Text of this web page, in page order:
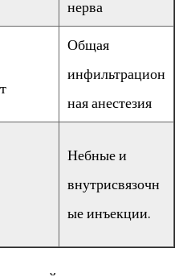
нерва
Общая
инфильтрацион
ная анестезия
Небные и
внутрисвязочн
ые инъекции.